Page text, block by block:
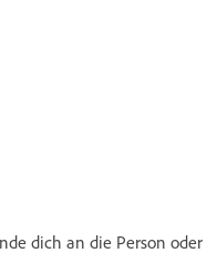
dich an die Person oder